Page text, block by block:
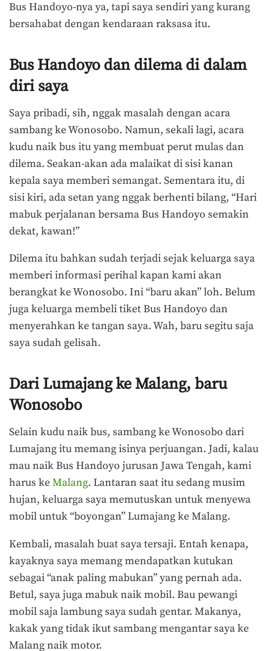
Bus Handoyo-nya ya, tapi saya sendiri yang kurang
bersahabat dengan kendaraan raksasa itu.
Bus Handoyo dan dilema di dalam
diri saya
Saya pribadi, sih, nggak masalah dengan acara
sambang ke Wonosobo. Namun, sekali lagi, acara
kudu naik bus itu yang membuat perut mulas dan
dilema. Seakan-akan ada malaikat di sisi kanan
kepala saya memberi semangat. Sementara itu, di
sisi kiri, ada setan yang nggak berhenti bilang, “Hari
mabuk perjalanan bersama Bus Handoyo semakin
dekat, kawan!”
Dilema itu bahkan sudah terjadi sejak keluarga saya
memberi informasi perihal kapan kami akan
berangkat ke Wonosobo. Ini “baru akan” loh. Belum
juga keluarga membeli tiket Bus Handoyo dan
menyerahkan ke tangan saya. Wah, baru segitu saja
saya sudah gelisah.
Dari Lumajang ke Malang, baru
Wonosobo
Selain kudu naik bus, sambang ke Wonosobo dari
Lumajang itu memang isinya perjuangan. Jadi, kalau
mau naik Bus Handoyo jurusan Jawa Tengah, kami
harus ke Malang. Lantaran saat itu sedang musim
hujan, keluarga saya memutuskan untuk menyewa
mobil untuk “boyongan” Lumajang ke Malang.
Kembali, masalah buat saya tersaji. Entah kenapa,
kayaknya saya memang mendapatkan kutukan
sebagai “anak paling mabukan” yang pernah ada.
Betul, saya juga mabuk naik mobil. Bau pewangi
mobil saja lambung saya sudah gentar. Makanya,
kakak yang tidak ikut sambang mengantar saya ke
Malang naik motor.